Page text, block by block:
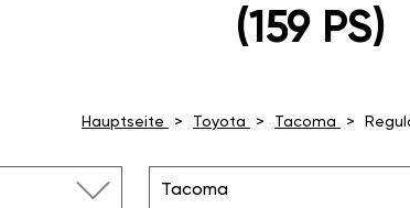
(159 PS)
Hauptseite Toyota Tacoma
Tacoma